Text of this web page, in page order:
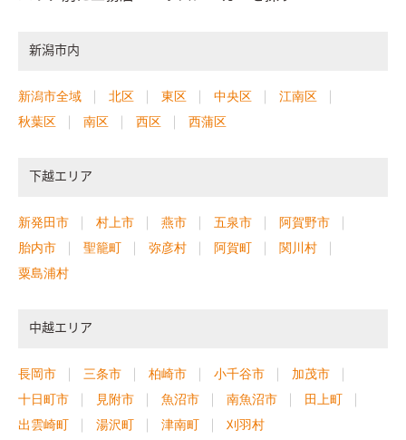
新潟市内
新潟市全域 北区 東区 中央区
江南区
秋葉区
南区 西区 西蒲区
下越エリア
新発田市 村上市 燕市 五泉市
阿賀野市
胎内市
聖籠町 弥彦村 阿賀町
関川村
粟島浦村
中越エリア
長岡市 三条市 柏崎市 小千谷市
加茂市
十日町市
見附市 魚沼市 南魚沼市
田上町
出雲崎町
湯沢町 津南町 刈羽村